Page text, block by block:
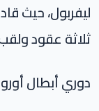
ليفربول، حيث
ثلاثة عقود
دوري أبطال